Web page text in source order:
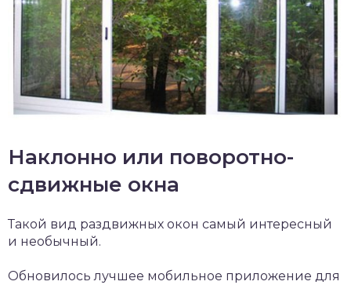
Наклонно или поворотно-
сдвижные окна
Такой вид раздвижных окон самый интересный
и необычный.
Обновилось лучшее мобильное приложение для